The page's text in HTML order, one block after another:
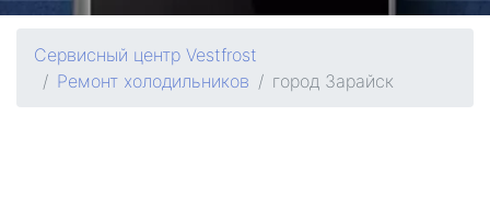
Сервисный центр Vestfrost
Ремонт холодильников
город Зарайск